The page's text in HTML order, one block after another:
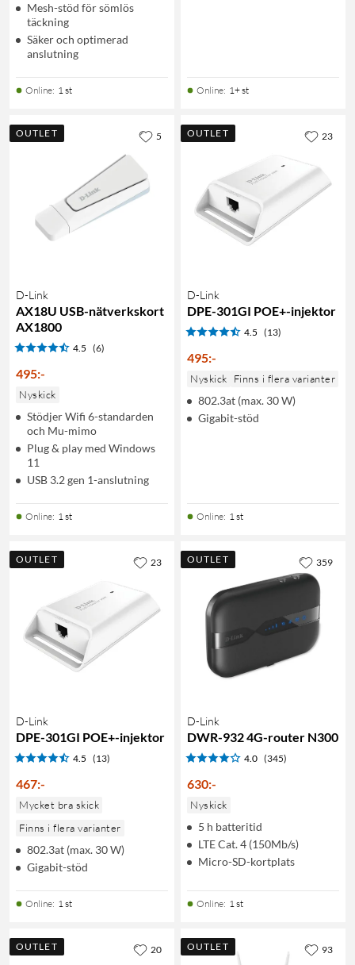
Mesh-stöd för sömlös
täckning
Säker och optimerad
anslutning
Online: 1 st Online: 1+ st
OUTLET
D-Link
AX18U USB-nätverkskort
AX1800
4.5 (6)
495:-
Nyskick
Stödjer Wifi 6-standarden
och Mu-mimo
Plug & play med Windows
11
USB 3.2 gen 1-anslutning
Online: 1 st
5 OUTLET
D-Link
DPE-301GI POE+-injektor
4.5 (13)
495:-
Nyskick Finns i flera varianter
802.3at (max. 30 W)
Gigabit-stöd
Online: 1 st
23
OUTLET
D-Link
DPE-301GI POE+-injektor
4.5 (13)
467:-
Mycket bra skick
Finns i flera varianter
802.3at (max. 30 W)
Gigabit-stöd
Online: 1 st
23 OUTLET
D-Link
DWR-932 4G-router N300
4.0 (345)
630:-
Nyskick
5 h batteritid
LTE Cat. 4 (150Mb/s)
Micro-SD-kortplats
Online: 1 st
359
OUTLET 20 OUTLET 93